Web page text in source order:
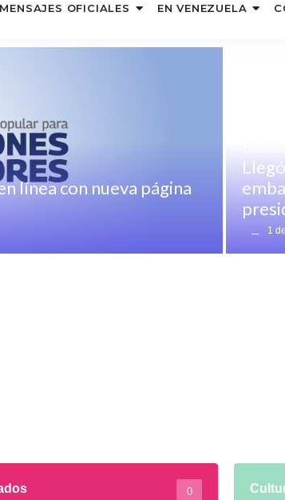
MENSAJES OFICIALES EN VENEZUELA
línea con nueva página
1
0